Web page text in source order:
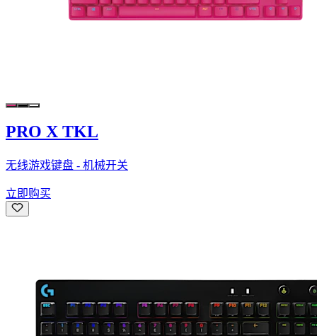
PRO X TKL
无线游戏键盘 - 机械开关
立即购买